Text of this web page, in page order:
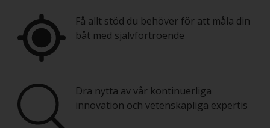
Få allt stöd du behöver för att måla din
båt med självförtroende
Dra nytta av vår kontinuerliga
innovation och vetenskapliga expertis